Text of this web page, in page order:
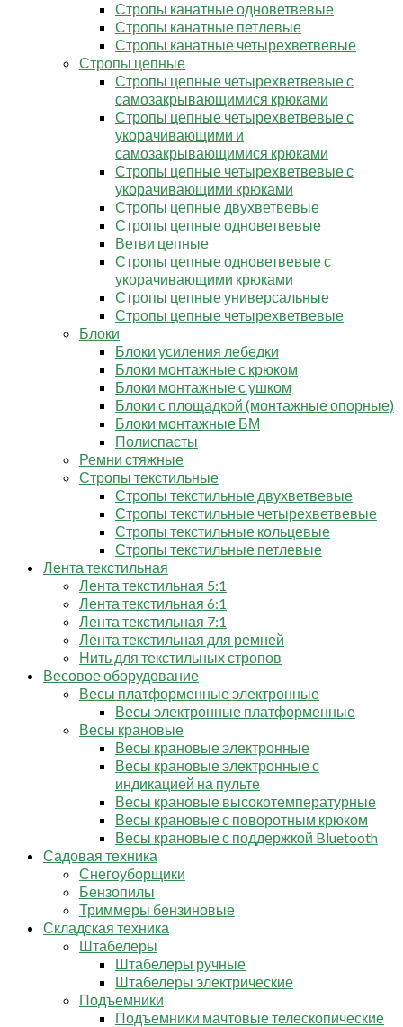
Стропы канатные одноветвевые
Стропы канатные петлевые
Стропы канатные четырехветвевые
Стропы цепные
Стропы цепные четырехветвевые с
самозакрывающимися крюками
Стропы цепные четырехветвевые с
укорачивающими и
самозакрывающимися крюками
Стропы цепные четырехветвевые с
укорачивающими крюками
Стропы цепные двухветвевые
Стропы цепные одноветвевые
Ветви цепные
Стропы цепные одноветвевые с
укорачивающими крюками
Стропы цепные универсальные
Стропы цепные четырехветвевые
Блоки
Блоки усиления лебедки
Блоки монтажные с крюком
Блоки монтажные с ушком
Блоки с площадкой (монтажные опорные)
Блоки монтажные БМ
Полиспасты
Ремни стяжные
Стропы текстильные
Стропы текстильные двухветвевые
Стропы текстильные четырехветвевые
Стропы текстильные кольцевые
Стропы текстильные петлевые
Лента текстильная
Лента текстильная 5:1
Лента текстильная 6:1
Лента текстильная 7:1
Лента текстильная для ремней
Нить для текстильных стропов
Весовое оборудование
Весы платформенные электронные
Весы электронные платформенные
Весы крановые
Весы крановые электронные
Весы крановые электронные с
индикацией на пульте
Весы крановые высокотемпературные
Весы крановые с поворотным крюком
Весы крановые с поддержкой Bluetooth
Садовая техника
Снегоуборщики
Бензопилы
Триммеры бензиновые
Складская техника
Штабелеры
Штабелеры ручные
Штабелеры электрические
Подъемники
Подъемники мачтовые телескопические